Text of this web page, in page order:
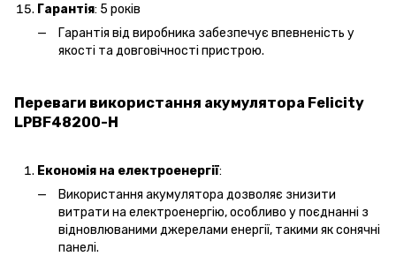
Гарантія: 5 років
Гарантія від виробника забезпечує впевненість у
якості та довговічності пристрою.
Переваги використання акумулятора Felicity
LPBF48200-H
Економія на електроенергії:
Використання акумулятора дозволяє знизити
витрати на електроенергію, особливо у поєднанні з
відновлюваними джерелами енергії, такими як сонячні
панелі.